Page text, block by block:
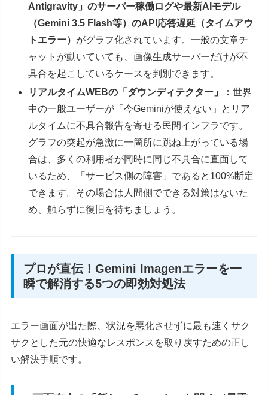
Antigravity」のサーバー稼働ログや最新AIモデル
（Gemini 3.5 Flash等）のAPI応答遅延（タイムアウ
トエラー） がグラフ化されています。一般の文章チ
ャットが動いていても、画像生成サーバーだけが不
具合を起こしているケースを判別できます。
リアルタイムWEBの「ダウンディテクター」：世界
中の一般ユーザーが「今Geminiが使えない」とリア
ルタイムに不具合報告を寄せる民間インフラです。
グラフの突起が急激に一箇所に跳ね上がっている場
合は、多くの利用者が同時に同じ不具合に直面して
いるため、「サービス側の障害」であると100%断定
できます。その場合は人間側でできる対策はないた
め、触らずに復旧を待ちましょう。
プロが直伝！Gemini Imagenエラーを一
瞬で解消する5つの即効対処法
エラー画面が出た際、状況を悪化させずに最も速くサク
サクとした元の快適なレスポンスを取り戻すための正し
い解決手順です。